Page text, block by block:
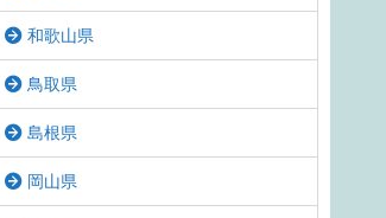
和歌山県
鳥取県
島根県
岡山県